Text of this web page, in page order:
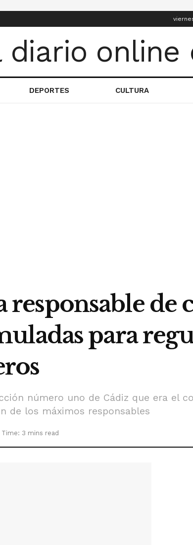
DEPORTES CULTURA
de
para
número uno de Cádiz que era el
de los máximos responsables
Time: 3 mins read